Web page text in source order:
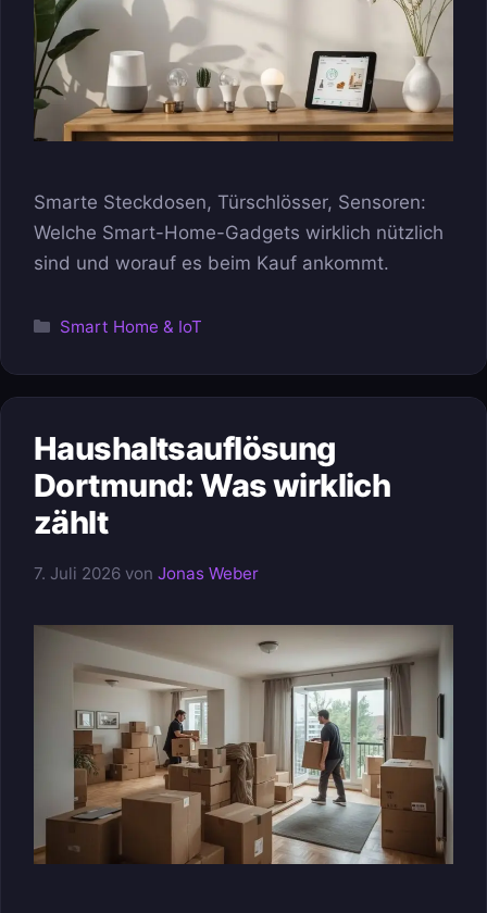
Smarte Steckdosen, Türschlösser, Sensoren:
Welche Smart-Home-Gadgets wirklich nützlich
sind und worauf es beim Kauf ankommt.
Kategorien
Smart Home & IoT
Haushaltsauflösung
Dortmund: Was wirklich
zählt
7. Juli 2026 von Jonas Weber